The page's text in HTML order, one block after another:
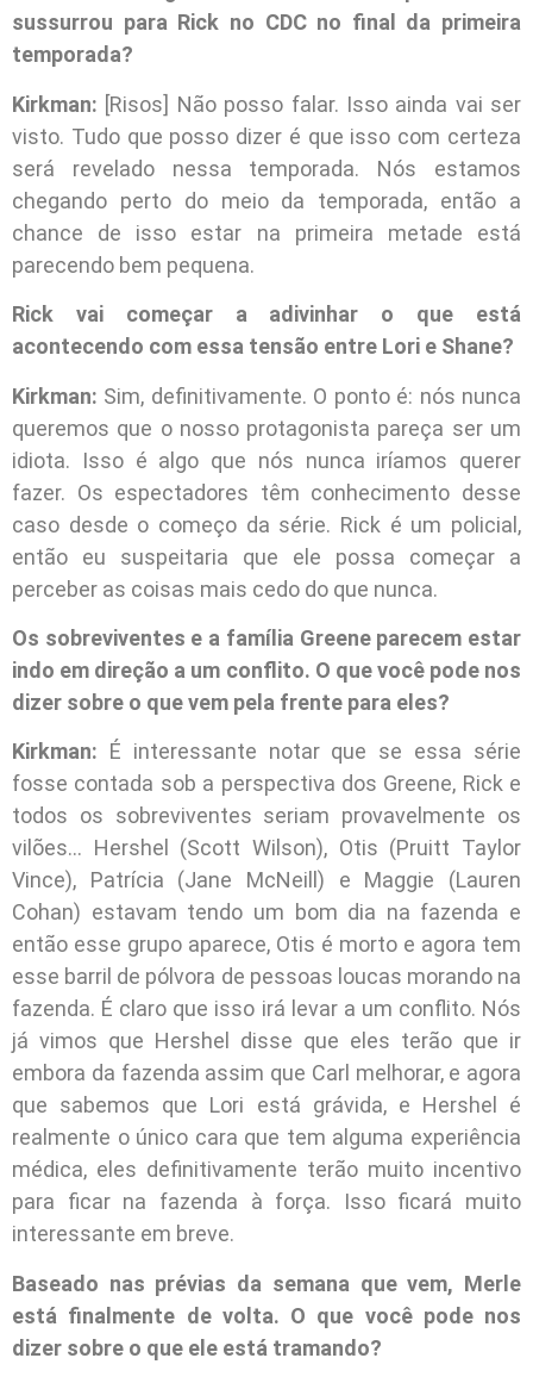
sussurrou para Rick no CDC no final da primeira
temporada?
Kirkman: [Risos] Não posso falar. Isso ainda vai ser
visto. Tudo que posso dizer é que isso com certeza
será revelado nessa temporada. Nós estamos
chegando perto do meio da temporada, então a
chance de isso estar na primeira metade está
parecendo bem pequena.
Rick vai começar a adivinhar o que está
acontecendo com essa tensão entre Lori e Shane?
Kirkman: Sim, definitivamente. O ponto é: nós nunca
queremos que o nosso protagonista pareça ser um
idiota. Isso é algo que nós nunca iríamos querer
fazer. Os espectadores têm conhecimento desse
caso desde o começo da série. Rick é um policial,
então eu suspeitaria que ele possa começar a
perceber as coisas mais cedo do que nunca.
Os sobreviventes e a família Greene parecem estar
indo em direção a um conflito. O que você pode nos
dizer sobre o que vem pela frente para eles?
Kirkman: É interessante notar que se essa série
fosse contada sob a perspectiva dos Greene, Rick e
todos os sobreviventes seriam provavelmente os
vilões… Hershel (Scott Wilson), Otis (Pruitt Taylor
Vince), Patrícia (Jane McNeill) e Maggie (Lauren
Cohan) estavam tendo um bom dia na fazenda e
então esse grupo aparece, Otis é morto e agora tem
esse barril de pólvora de pessoas loucas morando na
fazenda. É claro que isso irá levar a um conflito. Nós
já vimos que Hershel disse que eles terão que ir
embora da fazenda assim que Carl melhorar, e agora
que sabemos que Lori está grávida, e Hershel é
realmente o único cara que tem alguma experiência
médica, eles definitivamente terão muito incentivo
para ficar na fazenda à força. Isso ficará muito
interessante em breve.
Baseado nas prévias da semana que vem, Merle
está finalmente de volta. O que você pode nos
dizer sobre o que ele está tramando?